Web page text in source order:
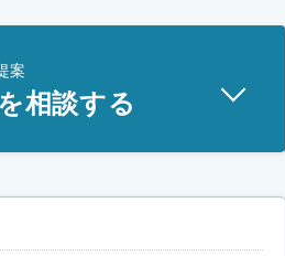
案
相談する